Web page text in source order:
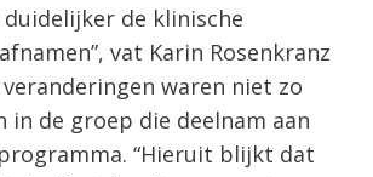
de klinische
vat Karin Rosenkranz
veranderingen waren niet zo
in de groep die deelnam aan
“Hieruit blijkt dat